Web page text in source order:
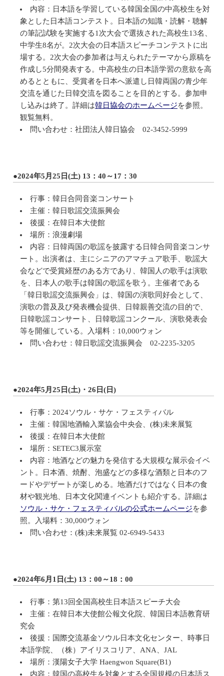
内容：日本語を学習している韓国全国の中高校生を対
象とした日本語コンテスト。日本語の知識・読解・聴解
の筆記試験を実施する1次大会で選抜された高校生13名、
中学生8名が。2次大会の日本語スピーチコンテストに出
場する。2次大会の参加者は与えられたテーマから原稿を
作成し5分間発表する。中高校生の日本語学習の意欲を高
めるとともに、受賞者を日本へ派遣し日韓両国の青少年
交流を通じた日韓交流を図ることを目的とする。参加申
し込みは終了。詳細は韓日協会のホームページを参照。
観覧無料。
問い合わせ：社団法人韓日協会 02-3452-5999
●2024年5月25日(土) 13：40～17：30
行事：韓日合同音楽コンサート
主催：韓日歌謡交流振興会
後援：在韓日本大使館
場所：浪漫劇場
内容：日韓両国の歌謡を披露する日韓合同音楽コンサ
ート。出演者は、主にシニアのアマチュア歌手、歌謡大
会などで受賞経歴のある方であり、韓国人の歌手は演歌
を、日本人の歌手は韓国の歌謡を歌う。主催者である
「韓日歌謡交流振興会」は、韓国の演歌同好会として、
演歌の普及及び発表機会提供、日韓親善交流の目的で、
日韓歌謡コンサート、日韓歌謡コンクール、演歌発表会
等を開催している。入場料：10,000ウォン
問い合わせ：韓日歌謡交流振興会 02-2235-3205
●2024年5月25日(土)・26日(日)
行事：2024ソウル・サケ・フェスティバル
主催：韓国地酒輸入業協会中央会、(株)未来展覧
後援：在韓日本大使館
場所：SETEC3展示室
内容：地酒などの魅力を発信する大規模な展示会イベ
ント。日本酒、焼酎、泡盛などの多様な酒類と日本のフ
ードやデザートが楽しめる。地酒だけではなく日本の食
材や観光地、日本文化関連イベントも紹介する。詳細は
ソウル・サケ・フェスティバルの公式ホームページを参
照。入場料：30,000ウォン
問い合わせ：(株)未来展覧 02-6949-5433
●2024年6月1日(土) 13：00～18：00
行事：第13回全国高校生日本語スピーチ大会
主催：在韓日本大使館公報文化院、韓国日本語教育研
究会
後援：国際交流基金ソウル日本文化センター、時事日
本語学院、（株）アイリスコリア、ANA、JAL
場所：漢陽女子大学 Haengwon Square(B1)
内容：韓国の高校生を対象とする全国規模の日本語ス